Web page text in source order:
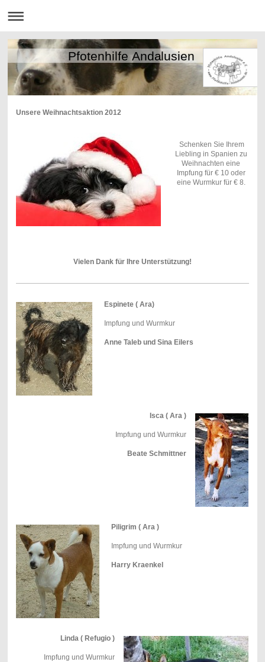
Pfotenhilfe Andalusien
Unsere Weihnachtsaktion 2012
Schenken Sie Ihrem
Liebling in Spanien zu
Weihnachten eine
Impfung für € 10 oder
eine Wurmkur für € 8.
Vielen Dank für Ihre Unterstützung!
Espinete ( Ara)
Impfung und Wurmkur
Anne Taleb und Sina Eilers
Isca ( Ara )
Impfung und Wurmkur
Beate Schmittner
Piligrim ( Ara )
Impfung und Wurmkur
Harry Kraenkel
Linda ( Refugio )
Impfung und Wurmkur